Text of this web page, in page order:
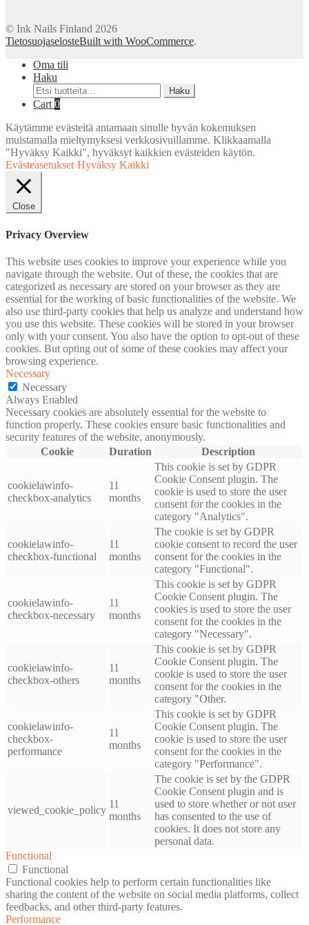
© Ink Nails Finland 2026
TietosuojaselosteBuilt with WooCommerce.
Oma tili
Haku
Etsi:
Haku
Cart 0
Käytämme evästeitä antamaan sinulle hyvän kokemuksen
muistamalla mieltymyksesi verkkosivuillamme. Klikkaamalla
"Hyväksy Kaikki", hyväksyt kaikkien evästeiden käytön.
Evästeasetukset Hyväksy Kaikki
Close
Privacy Overview
This website uses cookies to improve your experience while you
navigate through the website. Out of these, the cookies that are
categorized as necessary are stored on your browser as they are
essential for the working of basic functionalities of the website. We
also use third-party cookies that help us analyze and understand how
you use this website. These cookies will be stored in your browser
only with your consent. You also have the option to opt-out of these
cookies. But opting out of some of these cookies may affect your
browsing experience.
Necessary
Necessary
Always Enabled
Necessary cookies are absolutely essential for the website to
function properly. These cookies ensure basic functionalities and
security features of the website, anonymously.
Cookie
Duration Description
cookielawinfo-
checkbox-analytics
11
months
This cookie is set by GDPR
Cookie Consent plugin. The
cookie is used to store the user
consent for the cookies in the
category "Analytics".
cookielawinfo-
checkbox-functional
11
months
The cookie is set by GDPR
cookie consent to record the user
consent for the cookies in the
category "Functional".
cookielawinfo-
checkbox-necessary
11
months
This cookie is set by GDPR
Cookie Consent plugin. The
cookies is used to store the user
consent for the cookies in the
category "Necessary".
cookielawinfo-
checkbox-others
11
months
This cookie is set by GDPR
Cookie Consent plugin. The
cookie is used to store the user
consent for the cookies in the
category "Other.
cookielawinfo-
checkbox-
performance
11
months
This cookie is set by GDPR
Cookie Consent plugin. The
cookie is used to store the user
consent for the cookies in the
category "Performance".
viewed_cookie_policy
11
months
The cookie is set by the GDPR
Cookie Consent plugin and is
used to store whether or not user
has consented to the use of
cookies. It does not store any
personal data.
Functional
Functional
Functional cookies help to perform certain functionalities like
sharing the content of the website on social media platforms, collect
feedbacks, and other third-party features.
Performance